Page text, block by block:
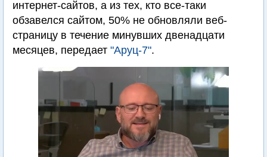
интернет-сайтов, а из тех, кто все-таки
обзавелся сайтом, 50% не обновляли веб-
страницу в течение минувших двенадцати
месяцев, передает "Аруц-7".